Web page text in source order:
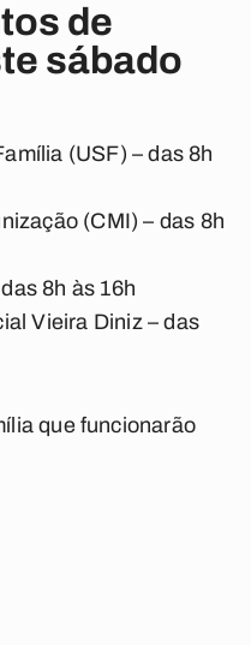
de
sábado
(USF) – das 8h
(CMI) – das 8h
8h às 16h
Vieira Diniz – das
que funcionarão